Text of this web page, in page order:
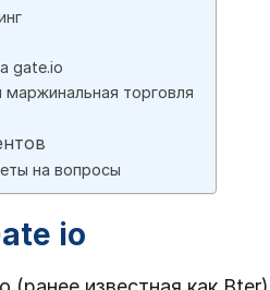
gate.io
маржинальная торговля
на вопросы
io